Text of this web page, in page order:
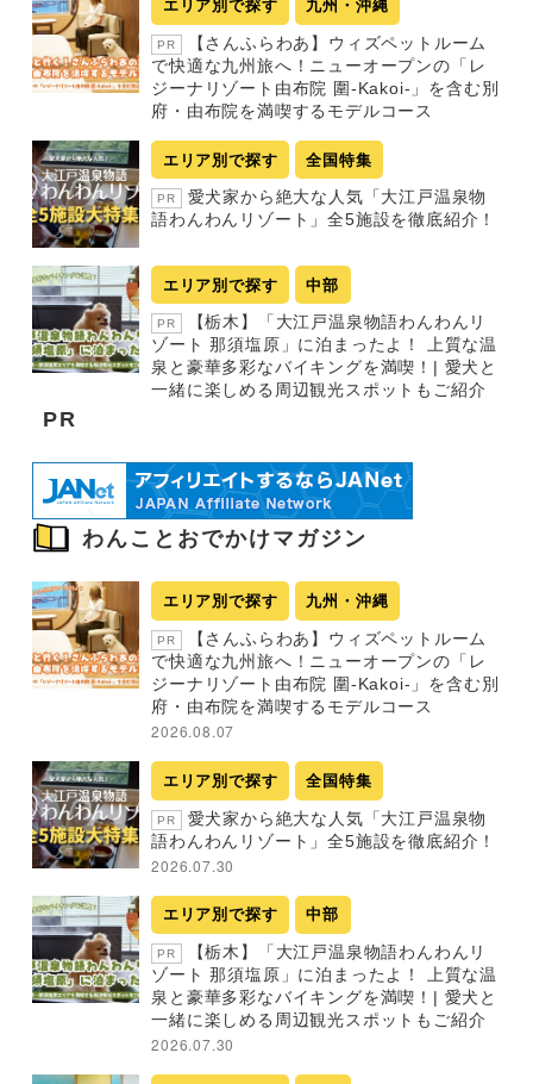
エリア別で探す 九州・沖縄
PR
【さんふらわあ】ウィズペットルーム
で快適な九州旅へ！ニューオープンの「レ
ジーナリゾート由布院 圍-Kakoi-」を含む別
府・由布院を満喫するモデルコース
エリア別で探す 全国特集
PR
愛犬家から絶大な人気「大江戸温泉物
語わんわんリゾート」全5施設を徹底紹介！
エリア別で探す 中部
PR
【栃木】「大江戸温泉物語わんわんリ
ゾート 那須塩原」に泊まったよ！ 上質な温
泉と豪華多彩なバイキングを満喫！| 愛犬と
一緒に楽しめる周辺観光スポットもご紹介
PR
わんことおでかけマガジン
エリア別で探す 九州・沖縄
PR
【さんふらわあ】ウィズペットルーム
で快適な九州旅へ！ニューオープンの「レ
ジーナリゾート由布院 圍-Kakoi-」を含む別
府・由布院を満喫するモデルコース
2026.08.07
エリア別で探す 全国特集
PR
愛犬家から絶大な人気「大江戸温泉物
語わんわんリゾート」全5施設を徹底紹介！
2026.07.30
エリア別で探す 中部
PR
【栃木】「大江戸温泉物語わんわんリ
ゾート 那須塩原」に泊まったよ！ 上質な温
泉と豪華多彩なバイキングを満喫！| 愛犬と
一緒に楽しめる周辺観光スポットもご紹介
2026.07.30